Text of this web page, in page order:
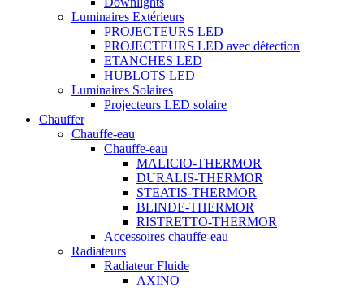
Luminaires Extérieurs
PROJECTEURS LED
PROJECTEURS LED avec détection
ETANCHES LED
HUBLOTS LED
Luminaires Solaires
Projecteurs LED solaire
Chauffer
Chauffe-eau
Chauffe-eau
MALICIO-THERMOR
DURALIS-THERMOR
STEATIS-THERMOR
BLINDE-THERMOR
RISTRETTO-THERMOR
Accessoires chauffe-eau
Radiateurs
Radiateur Fluide
AXINO